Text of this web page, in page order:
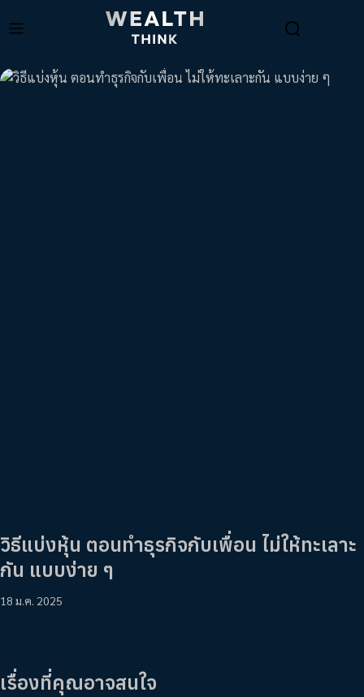
วิธีแบ่งหุ้น ตอนทำธุรกิจกับเพื่อน ไม่ให้ทะเลาะ
กัน แบบง่าย ๆ
18 ม.ค. 2025
เรื่องที่คุณอาจสนใจ